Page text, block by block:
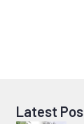
Latest